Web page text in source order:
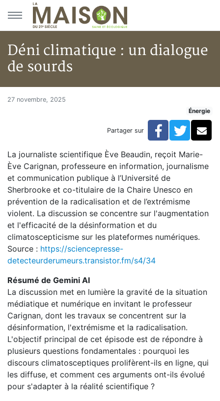
Aller au menu principal
Aller au contenu principal
Déni climatique : un dialogue
de sourds
Accueil
Déni climatique : un dialogue de sourds
Déni climatique : un dialogue
27 novembre, 2025
Énergie
Partager sur Facebook
La journaliste scientifique Ève Beaudin, reçoit Marie-
Ève Carignan, professeure en information, journalisme
et communication publique à l’Université de
Sherbrooke et co-titulaire de la Chaire Unesco en
prévention de la radicalisation et de l’extrémisme
violent. La discussion se concentre sur l'augmentation
et l'efficacité de la désinformation et du
climatoscepticisme sur les plateformes numériques.
Source : https://sciencepresse-
detecteurderumeurs.transistor.fm/s4/34
Résumé de Gemini AI
La discussion met en lumière la gravité de la situation
médiatique et numérique en invitant le professeur
Carignan, dont les travaux se concentrent sur la
désinformation, l'extrémisme et la radicalisation.
L'objectif principal de cet épisode est de répondre à
plusieurs questions fondamentales : pourquoi les
discours climatosceptiques prolifèrent-ils en ligne, qui
les diffuse, et comment ces arguments ont-ils évolué
pour s'adapter à la réalité scientifique ?